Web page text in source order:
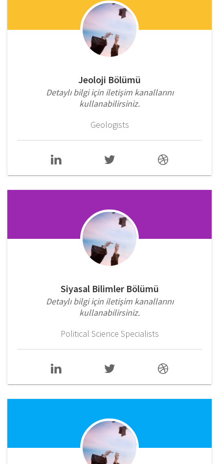
Jeoloji Bölümü
Detaylı bilgi için iletişim kanallarını
kullanabilirsiniz.
Geologists
Siyasal Bilimler Bölümü
Detaylı bilgi için iletişim kanallarını
kullanabilirsiniz.
Political Science Specialists